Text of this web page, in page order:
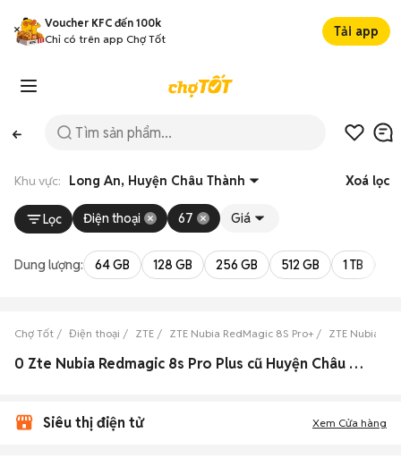
Voucher KFC đến 100k
Chỉ có trên app Chợ Tốt
Tải app
Khu vực: Long An, Huyện Châu Thành Xoá lọc
Lọc Điện thoại 67 Giá
Dung lượng: 64 GB 128 GB 256 GB 512 GB 1 TB
Chợ Tốt Điện thoại ZTE ZTE Nubia RedMagic 8S Pro+ ZTE Nubia
0 Zte Nubia Redmagic 8s Pro Plus cũ Huyện Châu Thành, Long An đẹp
Siêu thị điện tử Xem Cửa hàng